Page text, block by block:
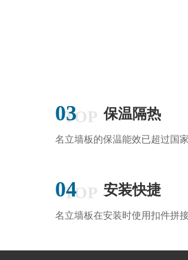
03
TOP 保温隔热
名立墙板的保温能效已超过国
04
TOP 安装快捷
名立墙板在安装时使用扣件拼